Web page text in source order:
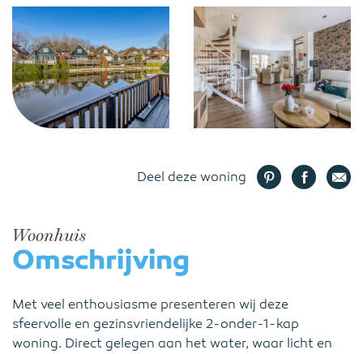
Deel deze woning
Woonhuis
Omschrijving
Met veel enthousiasme presenteren wij deze
sfeervolle en gezinsvriendelijke 2-onder-1-kap
woning. Direct gelegen aan het water, waar licht en